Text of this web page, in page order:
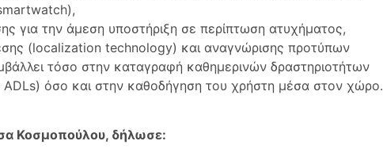
για την άμεση υποστήριξη σε περίπτωση ατυχήματος,
(localization technology) και αναγνώρισης προτύπων
τόσο στην καταγραφή καθημερινών δραστηριοτήτων
όσο και στην καθοδήγηση του χρήστη μέσα στον χώρο.
Κοσμοπούλου, δήλωσε: